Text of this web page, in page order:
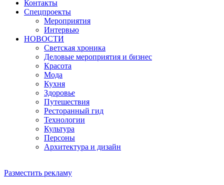
Контакты
Спецпроекты
Мероприятия
Интервью
НОВОСТИ
Светская хроника
Деловые мероприятия и бизнес
Красота
Мода
Кухня
Здоровье
Путешествия
Ресторанный гид
Технологии
Культура
Персоны
Архитектура и дизайн
Разместить рекламу